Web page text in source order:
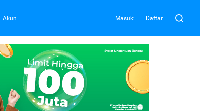
Akun Masuk Daftar